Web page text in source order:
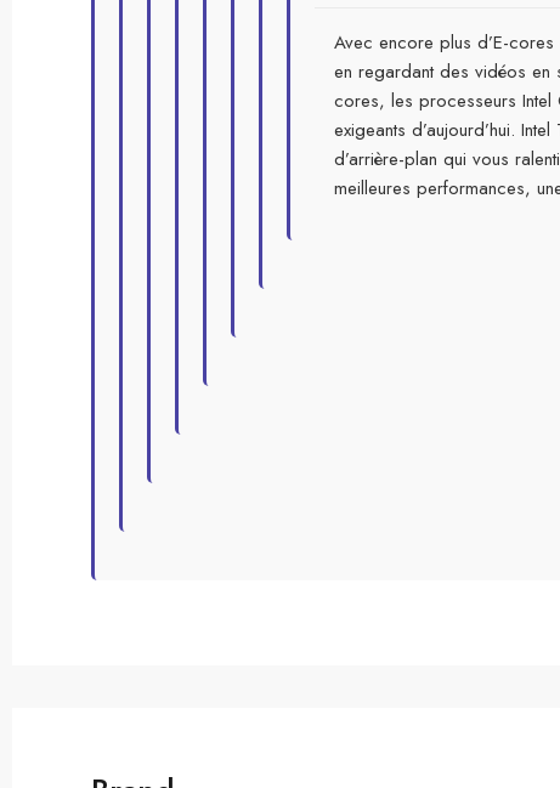
Avec encore plus d’E-
en regardant des vidéos en
cores, les processeurs Intel
exigeants d’aujourd’hui.
d’arrière-plan qui vous
meilleures performances,